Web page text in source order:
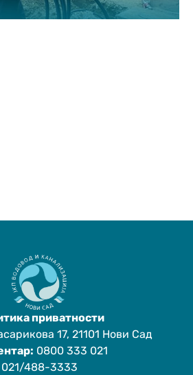
приватности
17, 21101 Нови Сад
0800 333 021
021/488-3333